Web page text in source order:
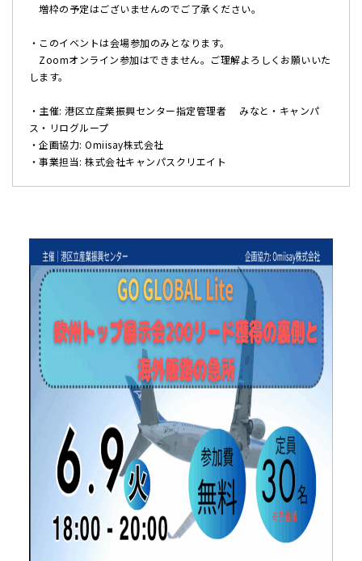
増枠の予定はございませんのでご了承ください。
・このイベントは会場参加のみとなります。
Zoomオンライン参加はできません。ご理解よろしくお願いいた
します。
・主催: 港区立産業振興センター指定管理者 みなと・キャンパ
ス・リログループ
・企画協力: Omiisay株式会社
・事業担当: 株式会社キャンパスクリエイト